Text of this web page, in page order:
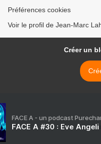
Préférences cookies
Voir le profil de Jean-Marc
Créer un
FACE A - un podcast
FACE A #30 : Eve